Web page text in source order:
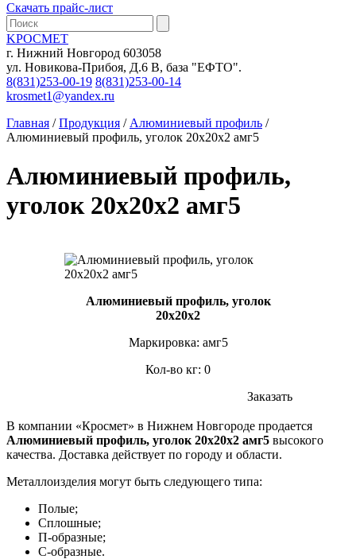
Скачать прайс-лист
KРОСМЕТ
г. Нижний Новгород 603058
ул. Новикова-Прибоя, Д.6 В, база "ЕФТО".
8(831)253-00-19 8(831)253-00-14
krosmet1@yandex.ru
Главная /Продукция / Алюминиевый профиль /
Алюминиевый профиль, уголок 20х20х2 амг5
Алюминиевый профиль,
уголок 20х20х2 амг5
Алюминиевый профиль, уголок
20х20х2
Маркировка: амг5
Кол-во кг: 0
Заказать
В компании «Кросмет» в Нижнем Новгороде продается
Алюминиевый профиль, уголок 20х20х2 амг5 высокого
качества. Доставка действует по городу и области.
Металлоизделия могут быть следующего типа:
Полые;
Сплошные;
П-образные;
С-образные.